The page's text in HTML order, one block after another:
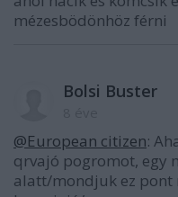
mézesbödönhöz férni
Bolsi Buster
@European citizen:
qrvajó pogromot, egy
alatt/mondjuk ez pont